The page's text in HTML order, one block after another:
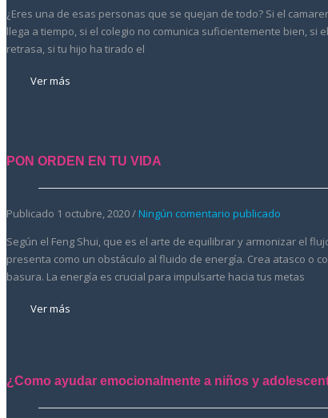
¿Eres una de esas personas que se quejan de todo? Si el
llega a tiempo, si el colegio no comunica suficientemente bien, si
retrasa, si tu hijo ha tirado el
Ver más
PON ORDEN EN TU VIDA
Publicado 1 octubre, 2020 / Ningún comentario publicado
Según el Feng Shui, que es el arte de equilibrar y armonizar el
presenta como un obstáculo al fluido de energía. Crea atasco o
basura. La energía es crucial para impulsarte hacia tus metas
Ver más
¿Como ayudar emocionalmente a niños y